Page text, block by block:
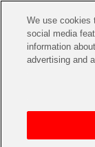
CHANNEL
アイドルマスタ
アイドルマスター
イベントグッズ
トイ・ホビー
We use cookies
social media
information
advertising and